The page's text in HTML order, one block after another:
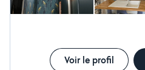
Voir le profil